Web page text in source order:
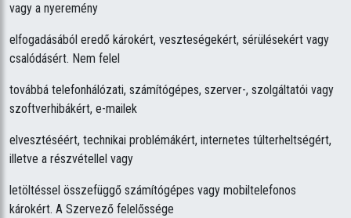
vagy a nyeremény
elfogadásából eredő károkért, veszteségekért, sérülésekért vagy
csalódásért. Nem felel
továbbá telefonhálózati, számítógépes, szerver-, szolgáltatói vagy
szoftverhibákért, e-mailek
elvesztéséért, technikai problémákért, internetes túlterheltségért,
illetve a részvétellel vagy
letöltéssel összefüggő számítógépes vagy mobiltelefonos
károkért. A Szervező felelőssége